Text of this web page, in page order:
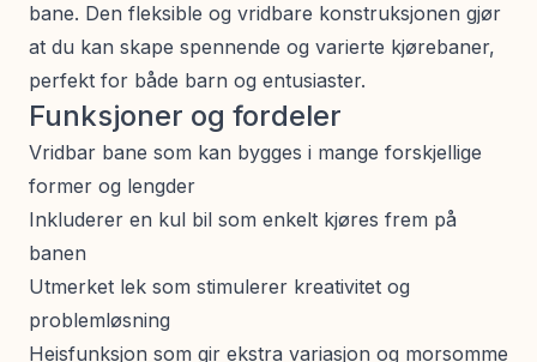
bane. Den fleksible og vridbare konstruksjonen gjør
at du kan skape spennende og varierte kjørebaner,
perfekt for både barn og entusiaster.
Funksjoner og fordeler
Vridbar bane som kan bygges i mange forskjellige
former og lengder
Inkluderer en kul bil som enkelt kjøres frem på
banen
Utmerket lek som stimulerer kreativitet og
problemløsning
Heisfunksjon som gir ekstra variasjon og morsomme